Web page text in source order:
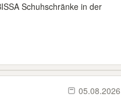
Schuhschränke in der
05.08.2026